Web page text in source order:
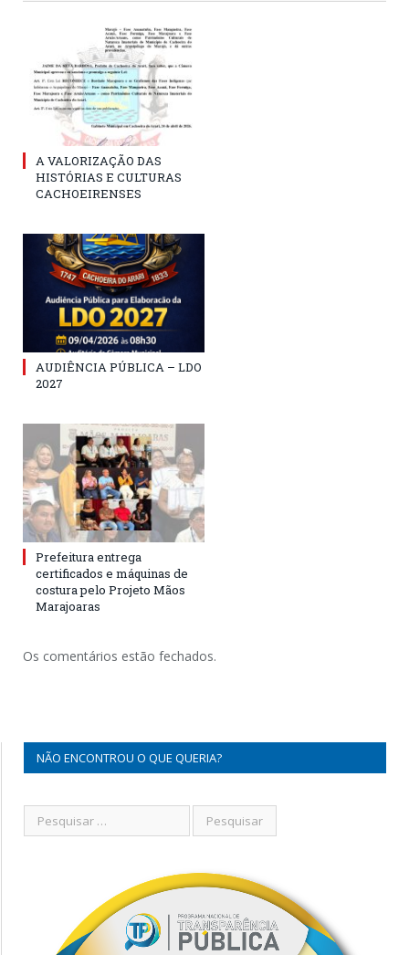
A VALORIZAÇÃO DAS
HISTÓRIAS E CULTURAS
CACHOEIRENSES
AUDIÊNCIA PÚBLICA – LDO
2027
Prefeitura entrega
certificados e máquinas de
costura pelo Projeto Mãos
Marajoaras
Os comentários estão fechados.
NÃO ENCONTROU O QUE QUERIA?